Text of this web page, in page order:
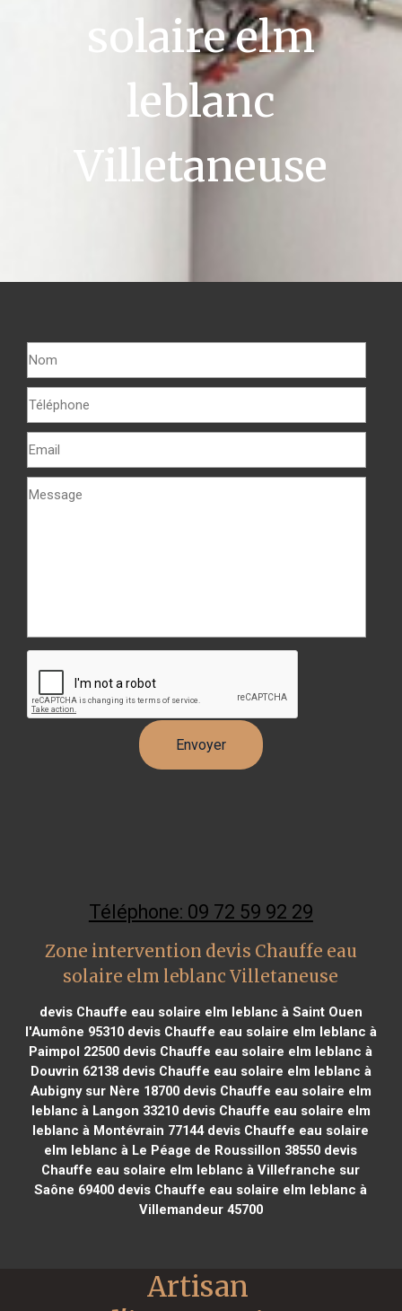
solaire elm
leblanc
Villetaneuse
Téléphone: 09 72 59 92 29
Zone intervention devis Chauffe eau
solaire elm leblanc Villetaneuse
devis Chauffe eau solaire elm leblanc à Saint Ouen
l'Aumône 95310devis Chauffe eau solaire elm leblanc à
Paimpol 22500 devis Chauffe eau solaire elm leblanc à
Douvrin 62138devis Chauffe eau solaire elm leblanc à
Aubigny sur Nère 18700devis Chauffe eau solaire elm
leblanc à Langon 33210devis Chauffe eau solaire elm
leblanc à Montévrain 77144devis Chauffe eau solaire
elm leblanc à Le Péage de Roussillon 38550 devis
Chauffe eau solaire elm leblanc à Villefranche sur
Saône 69400 devis Chauffe eau solaire elm leblanc à
Villemandeur 45700
Artisan